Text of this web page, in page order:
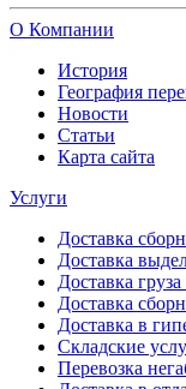
О Компании
История
География
Новости
Статьи
Карта сайта
Услуги
Доставка
Доставка
Доставка
Доставка
Доставка в
Складские
Перевозка